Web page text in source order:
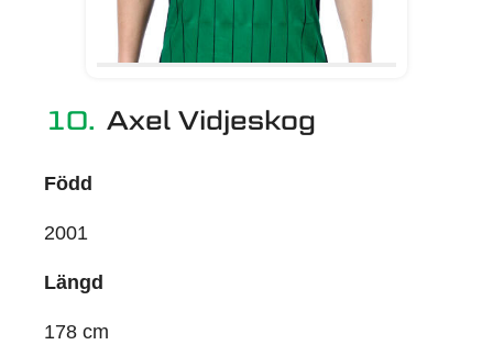
10. Axel Vidjeskog
Född
2001
Längd
178 cm